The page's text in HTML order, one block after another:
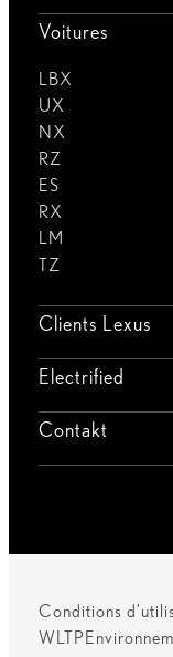
Voitures
LBX
UX
NX
RZ
ES
RX
LM
TZ
Clients Lexus
Electrified
Contakt
Conditions
WLTP